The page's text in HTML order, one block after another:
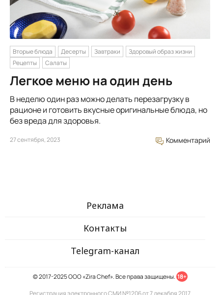
Вторые блюда Десерты Завтраки
Здоровый образ жизни
Рецепты
Салаты
Легкое меню на один день
В неделю один раз можно делать перезагрузку в
рационе и готовить вкусные оригинальные блюда, но
без вреда для здоровья.
27 сентября, 2023 Комментарий
Реклама
Контакты
Telegram-канал
© 2017-2025 ООО «Zira Chef». Все права защищены. 18+
Регистрация электронного СМИ №1206 от 7 декабря 2017